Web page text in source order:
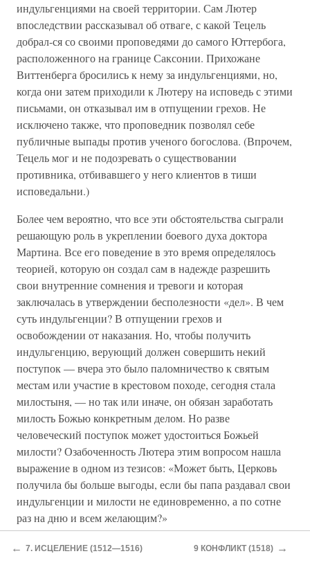
индульгенциями на своей территории. Сам Лютер
впоследствии рассказывал об отваге, с какой Тецель
добрал-ся со своими проповедями до самого Юттербога,
расположенного на границе Саксонии. Прихожане
Виттенберга бросились к нему за индульгенциями, но,
когда они затем приходили к Лютеру на исповедь с этими
письмами, он отказывал им в отпущении грехов. Не
исключено также, что проповедник позволял себе
публичные выпады против ученого богослова. (Впрочем,
Тецель мог и не подозревать о существовании
противника, отбивавшего у него клиентов в тиши
исповедальни.)
Более чем вероятно, что все эти обстоятельства сыграли
решающую роль в укреплении боевого духа доктора
Мартина. Все его поведение в это время определялось
теорией, которую он создал сам в надежде разрешить
свои внутренние сомнения и тревоги и которая
заключалась в утверждении бесполезности «дел». В чем
суть индульгенции? В отпущении грехов и
освобождении от наказания. Но, чтобы получить
индульгенцию, верующий должен совершить некий
поступок — вчера это было паломничество к святым
местам или участие в крестовом походе, сегодня стала
милостыня, — но так или иначе, он обязан заработать
милость Божью конкретным делом. Но разве
человеческий поступок может удостоиться Божьей
милости? Озабоченность Лютера этим вопросом нашла
выражение в одном из тезисов: «Может быть, Церковь
получила бы больше выгоды, если бы папа раздавал свои
индульгенции и милости не единовременно, а по сотне
раз на дню и всем желающим?»
Эта же проблема диктовала выбор тем, которые он
← 7. ИСЦЕЛЕНИЕ (1512—1516) 9 КОНФЛИКТ (1518) →